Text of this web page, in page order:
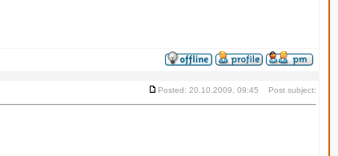
Posted: 20.10.2009, 09:45 Post subject: